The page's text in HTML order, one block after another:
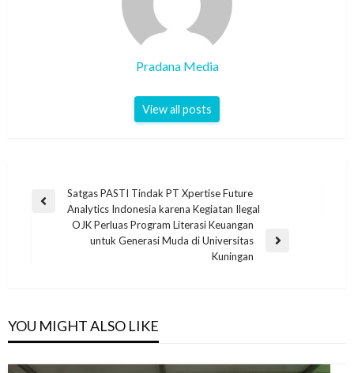
Pradana Media
View all posts
Satgas PASTI Tindak PT Xpertise Future
Analytics Indonesia karena Kegiatan Ilegal
OJK Perluas Program Literasi Keuangan
untuk Generasi Muda di Universitas
Kuningan
YOU MIGHT ALSO LIKE